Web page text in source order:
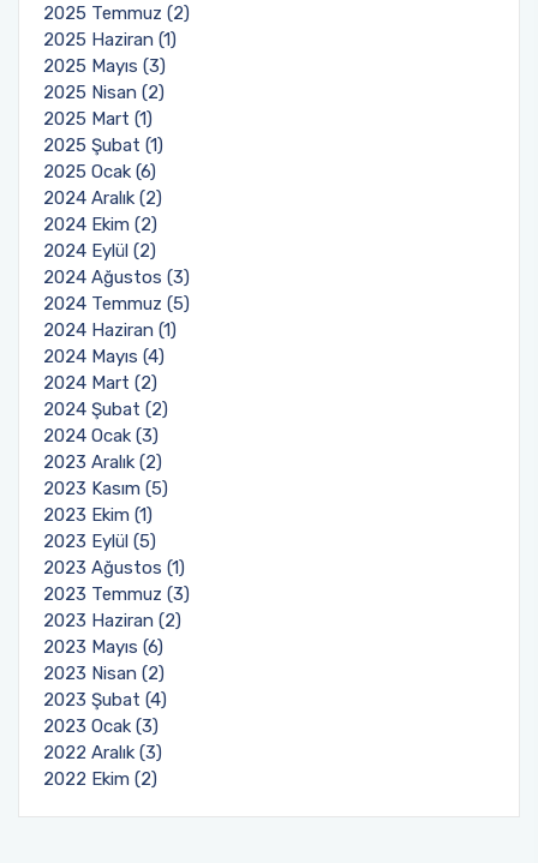
2025 Temmuz (2)
2025 Haziran (1)
2025 Mayıs (3)
2025 Nisan (2)
2025 Mart (1)
2025 Şubat (1)
2025 Ocak (6)
2024 Aralık (2)
2024 Ekim (2)
2024 Eylül (2)
2024 Ağustos (3)
2024 Temmuz (5)
2024 Haziran (1)
2024 Mayıs (4)
2024 Mart (2)
2024 Şubat (2)
2024 Ocak (3)
2023 Aralık (2)
2023 Kasım (5)
2023 Ekim (1)
2023 Eylül (5)
2023 Ağustos (1)
2023 Temmuz (3)
2023 Haziran (2)
2023 Mayıs (6)
2023 Nisan (2)
2023 Şubat (4)
2023 Ocak (3)
2022 Aralık (3)
2022 Ekim (2)